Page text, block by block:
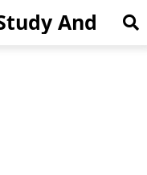
And